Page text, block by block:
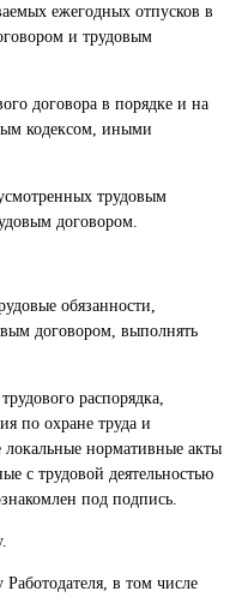
ежегодных отпусков в
и трудовым
договора в порядке и на
кодексом, иными
трудовым
договором.
обязанности,
договором, выполнять
распорядка,
по охране труда и
локальные нормативные акты
с трудовой деятельностью
под подпись.
в том числе